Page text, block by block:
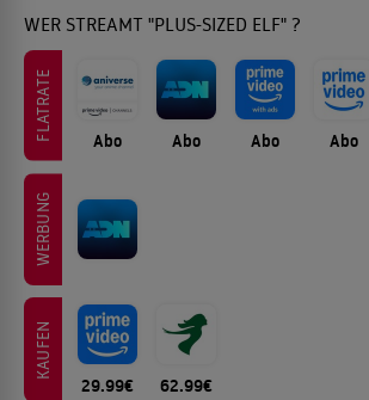
WER STREAMT "PLUS-SIZED ELF" ?
FLATRATE Abo Abo Abo Abo
WERBUNG
KAUFEN
29.99€ 62.99€